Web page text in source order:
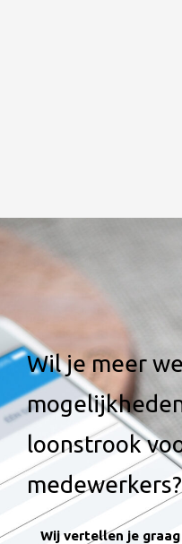
Wil je meer
loonstrook
medewerkers?
Wij vertellen je